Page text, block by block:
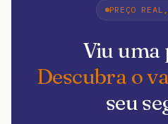
PREÇO
Viu uma
Descubra o
seu